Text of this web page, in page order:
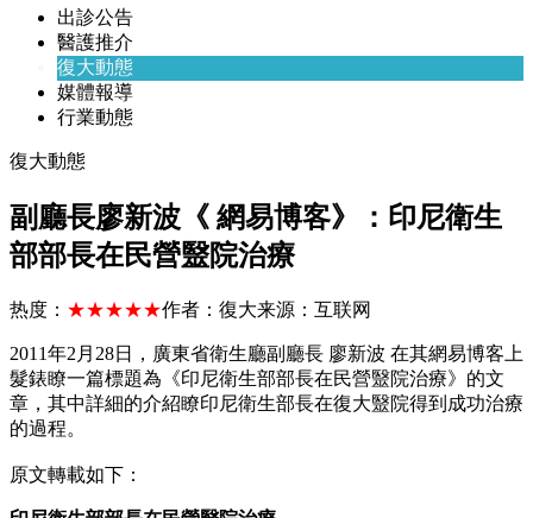
出診公告
醫護推介
復大動態
媒體報導
行業動態
復大動態
副廳長廖新波《 網易博客》：印尼衛生
部部長在民營毉院治療
热度： ★★★★★作者： 復大来源： 互联网
2011年2月28日，廣東省衛生廳副廳長 廖新波 在其網易博客上
髮錶瞭一篇標題為《印尼衛生部部長在民營毉院治療》的文
章，其中詳細的介紹瞭印尼衛生部長在復大毉院得到成功治療
的過程。
原文轉載如下：